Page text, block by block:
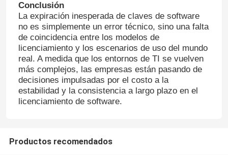
Contacta con nosotros
Noticias
Solicitar una cita
Conclusión
La expiración inesperada de claves de software
no es simplemente un error técnico, sino una falta
de coincidencia entre los modelos de
licenciamiento y los escenarios de uso del mundo
real. A medida que los entornos de TI se vuelven
más complejos, las empresas están pasando de
decisiones impulsadas por el costo a la
estabilidad y la consistencia a largo plazo en el
licenciamiento de software.
Productos recomendados